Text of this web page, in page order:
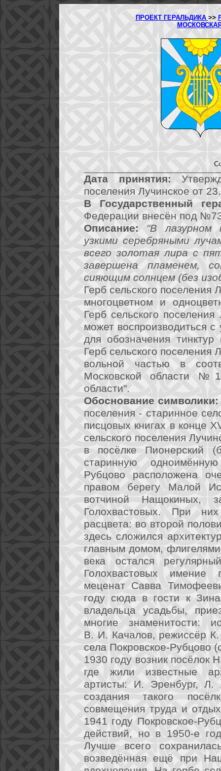
ПРОЕКТ ГЕРАЛЬДИКА >>
Дата принятия:
поселения Лучинское от
В Государственный
Федерации внесён под
Описание:
"В лазурном
узкими серебряными
всего золотая лира с
завершена пламенем,
сияющим солнцем (без
Герб сельского поселения
многоцветном и
Герб сельского
может воспроизводиться
для обозначения
Герб сельского поселения
вольной частью в
Московской области
области".
Обоснование символики:
поселения - старинное
писцовых книгах в конце
сельского поселения
в посёлке Пионерский
старинную
Рубцово расположена
правом берегу Малой
вотчиной Нащокиных,
Голохвастовых. При
расцвета: во второй
здесь сложился
главным домом,
века остался
Голохвастовых имение
меценат Савва
году сюда в гости к
владельца усадьбы,
многие знаменитости:
В. И. Качалов, режиссёр
села Покровское-Рубцово
1930 году возник посёлок
где жили известные
артисты: И. Эренбург,
создания такого
совмещения труда и
1941 году Покровское-
действий, но в 1950-е
Лучше всего
возведённая ещё при